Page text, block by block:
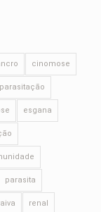
cinomose
esgana
parasita
renal